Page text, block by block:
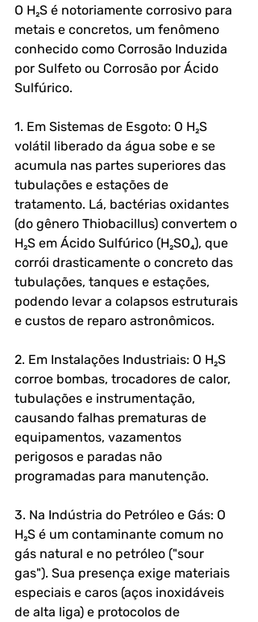
O H₂S é notoriamente corrosivo para
metais e concretos, um fenômeno
conhecido como Corrosão Induzida
por Sulfeto ou Corrosão por Ácido
Sulfúrico.
1. Em Sistemas de Esgoto: O H₂S
volátil liberado da água sobe e se
acumula nas partes superiores das
tubulações e estações de
tratamento. Lá, bactérias oxidantes
(do gênero Thiobacillus) convertem o
H₂S em Ácido Sulfúrico (H₂SO₄), que
corrói drasticamente o concreto das
tubulações, tanques e estações,
podendo levar a colapsos estruturais
e custos de reparo astronômicos.
2. Em Instalações Industriais: O H₂S
corroe bombas, trocadores de calor,
tubulações e instrumentação,
causando falhas prematuras de
equipamentos, vazamentos
perigosos e paradas não
programadas para manutenção.
3. Na Indústria do Petróleo e Gás: O
H₂S é um contaminante comum no
gás natural e no petróleo ("sour
gas"). Sua presença exige materiais
especiais e caros (aços inoxidáveis
de alta liga) e protocolos de